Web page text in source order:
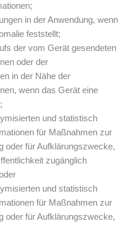
in der Anwendung, wenn
feststellt;
der vom Gerät gesendeten
oder der
in der Nähe der
wenn das Gerät eine
und statistisch
für Maßnahmen zur
oder für Aufklärungszwecke,
zugänglich
und statistisch
für Maßnahmen zur
oder für Aufklärungszwecke,